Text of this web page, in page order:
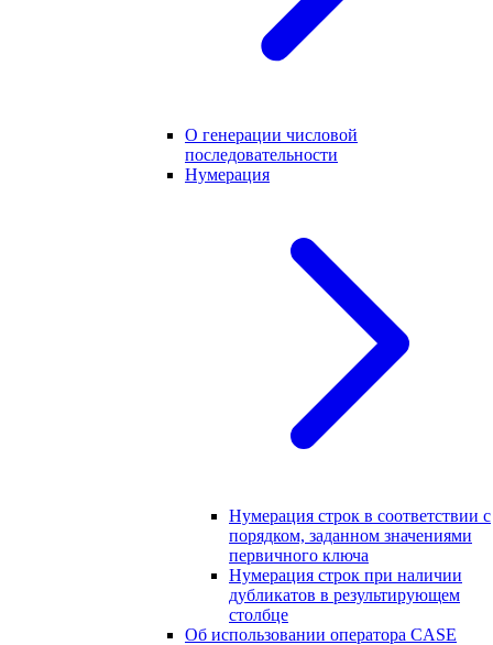
О генерации числовой
последовательности
Нумерация
Нумерация строк в соответствии с
порядком, заданном значениями
первичного ключа
Нумерация строк при наличии
дубликатов в результирующем
столбце
Об использовании оператора CASE